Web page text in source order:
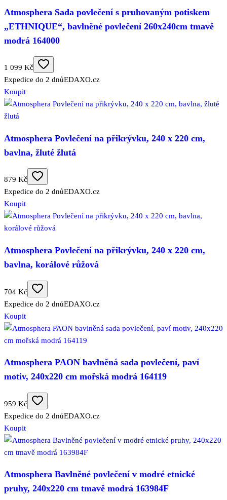
Atmosphera Sada povlečení s pruhovaným potiskem
„ETHNIQUE“, bavlněné povlečení 260x240cm tmavě
modrá 164000
1 099 Kč
Expedice do 2 dnůEDAXO.cz
Koupit
Atmosphera Povlečení na přikrývku, 240 x 220 cm,
bavlna, žluté žlutá
879 Kč
Expedice do 2 dnůEDAXO.cz
Koupit
Atmosphera Povlečení na přikrývku, 240 x 220 cm,
bavlna, korálové růžová
704 Kč
Expedice do 2 dnůEDAXO.cz
Koupit
Atmosphera PAON bavlněná sada povlečení, paví
motiv, 240x220 cm mořská modrá 164119
959 Kč
Expedice do 2 dnůEDAXO.cz
Koupit
Atmosphera Bavlněné povlečení v modré etnické
pruhy, 240x220 cm tmavě modrá 163984F